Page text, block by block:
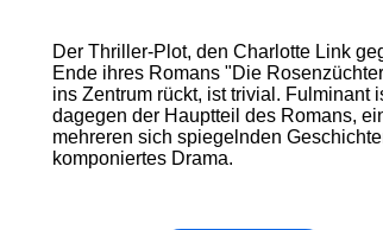
Der Thriller-Plot, den Charlotte Link
Ende ihres Romans "Die
ins Zentrum rückt, ist trivial. Fulminant
dagegen der Hauptteil des Romans,
mehreren sich spiegelnden
komponiertes Drama.